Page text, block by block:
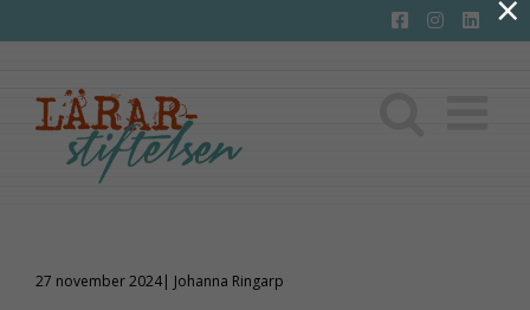
till
innehållet
27 november 2024| Johanna Ringarp